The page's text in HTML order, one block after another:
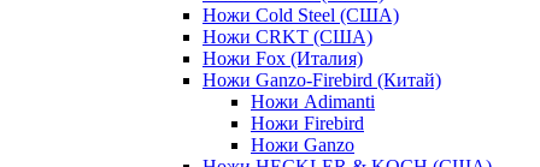
Ножи Cold Steel (США)
Ножи CRKT (США)
Ножи Fox (Италия)
Ножи Ganzo-Firebird (Китай)
Ножи Adimanti
Ножи Firebird
Ножи Ganzo